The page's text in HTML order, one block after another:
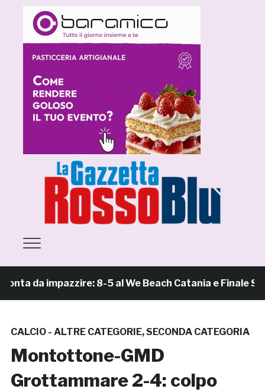
da impazzire: 8-5 al We Beach Catania e Finale
CALCIO - ALTRE CATEGORIE,SECONDA CATEGORIA
Montottone-GMD
Grottammare 2-4: colpo